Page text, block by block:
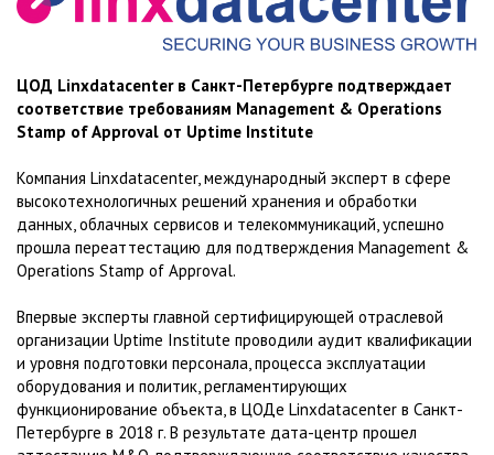
ЦОД Linxdatacenter в Санкт-Петербурге подтверждает
соответствие требованиям Management & Operations
Stamp of Approval от Uptime Institute
Компания Linxdatacenter, международный эксперт в сфере
высокотехнологичных решений хранения и обработки
данных, облачных сервисов и телекоммуникаций, успешно
прошла переаттестацию для подтверждения Management &
Operations Stamp of Approval.
Впервые эксперты главной сертифицирующей отраслевой
организации Uptime Institute проводили аудит квалификации
и уровня подготовки персонала, процесса эксплуатации
оборудования и политик, регламентирующих
функционирование объекта, в ЦОДе Linxdatacenter в Санкт-
Петербурге в 2018 г. В результате дата-центр прошел